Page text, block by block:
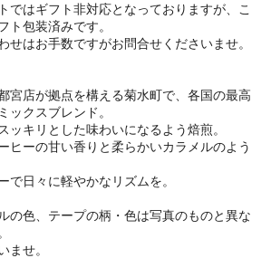
ではギフト非対応となっておりますが、こ
ト包装済みです。
はお手数ですがお問合せくださいませ。
宮店が拠点を構える菊水町で、各国の最高
ックスブレンド。
ッキリとした味わいになるよう焙煎。
ヒーの甘い香りと柔らかいカラメルのよう
で日々に軽やかなリズムを。
の色、テープの柄・色は写真のものと異な
ませ。